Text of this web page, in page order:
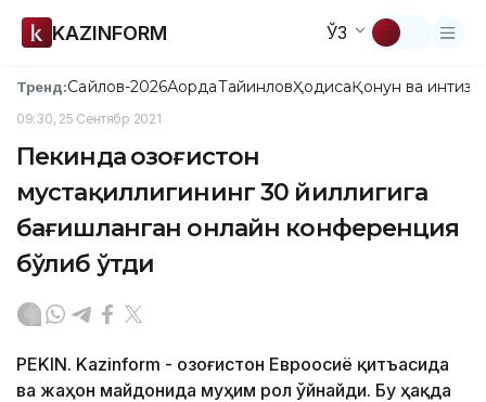
KAZINFORM ЎЗ
Тренд:Сайлов-2026АқордаТайинловҲодисаҚонун ва
09:30, 25 Сентябр 2021
Пекинда Қозоғистон
мустақиллигининг 30 йиллигига
бағишланган онлайн конференция
бўлиб ўтди
PEKIN. Kazinform - Қозоғистон Евроосиё қитъасида
ва жаҳон майдонида муҳим рол ўйнайди. Бу ҳақда